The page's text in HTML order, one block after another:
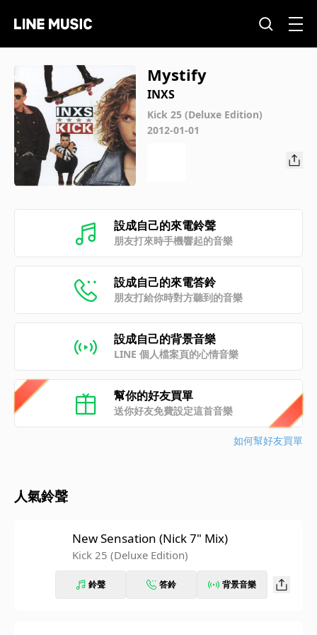
Mystify
INXS
Kick 25 (Deluxe Edition)
2012-01-01
設成自己的來電鈴聲
朋友打來時手機響起的音樂
設成自己的來電答鈴
朋友打給你時對方聽到的音樂
設成自己的背景音樂
LINE 個人檔案頁的心情音樂
幫你的好友買單
送你好友免費設定這首音樂
如何幫好友買單
人氣鈴聲
New Sensation (Nick 7" Mix)
Kick 25 (Deluxe Edition)
鈴聲 答鈴 背景音樂